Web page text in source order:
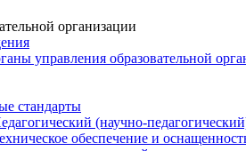
организации
управления образовательной
стандарты
(научно-
обеспечение и